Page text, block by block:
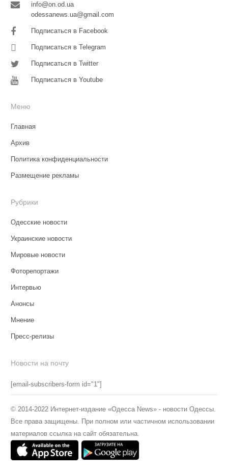
info@on.od.ua
odessanews.ua@gmail.com
Подписаться в Facebook
Подписаться в Telegram
Подписаться в Twitter
Подписаться в Youtube
Меню
Главная
Архив
Политика конфиденциальности
Размещение рекламы
Рубрики
Одесские новости
Украинские новости
Мировые новости
Фоторепортажи
Интервью
Анонсы
Мнение
Пресс-релизы
Новости на почту
[email-subscribers-form id="1"]
© 2014-2022 Интернет-издание «Одесса News» - новости Одессы.
Все права защищены. При полном или частичном использовании
материалов ссылка на сайт обязательна.